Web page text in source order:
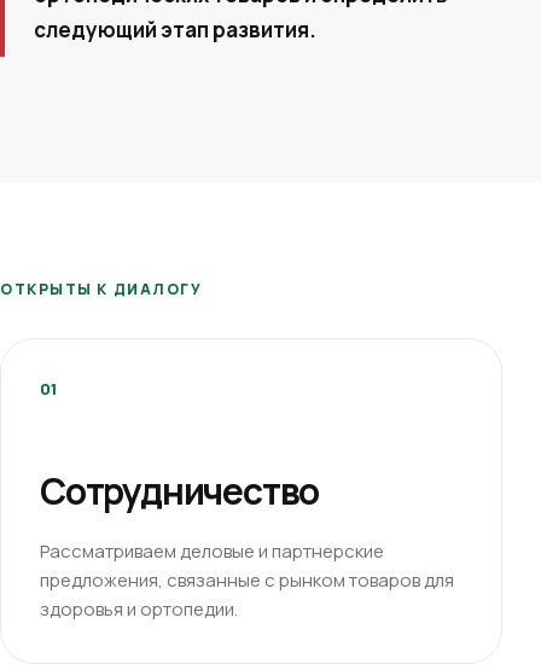
следующий этап развития.
ОТКРЫТЫ К ДИАЛОГУ
01
Сотрудничество
Рассматриваем деловые и партнерские
предложения, связанные с рынком товаров для
здоровья и ортопедии.